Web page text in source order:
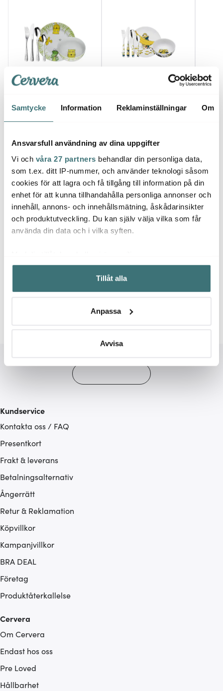
Samtycke Information Reklaminställningar Om
Ansvarsfull användning av dina uppgifter
Vi och våra 27 partners behandlar din personliga data,
som t.ex. ditt IP-nummer, och använder teknologi såsom
cookies för att lagra och få tillgång till information på din
enhet för att kunna tillhandahålla personliga annonser och
innehåll, annons- och innehållsmätning, åskådarinsikter
och produktutveckling. Du kan själv välja vilka som får
använda din data och i vilka syften.
Samla in information om din geografiska plats som
kan ha en noggrannhet på upp till flera meter
Identifiera din enhet genom att aktivt skanna den för
Ta reda på mer om hur dina personliga uppgifter
Du kan ändra eller dra tillbaka ditt samtycke när som
Vi använder cookies för att innehållet och annonserna
hemsidan ännu bättre. Du bestämmer själv vilka cookies
som du vill dela med dig av.
Tillåt alla
Anpassa
Avvisa
Wmf
Safari
I lager
delar
Få i lager
Låt dig inspireras av våra kunder
Kundservice
Kontakta oss / FAQ
Presentkort
Frakt & leverans
Betalningsalternativ
Ångerrätt
Retur & Reklamation
Köpvillkor
Kampanjvillkor
BRA DEAL
Företag
Produktåterkallelse
Cervera
Om Cervera
Endast hos oss
Pre Loved
Hållbarhet